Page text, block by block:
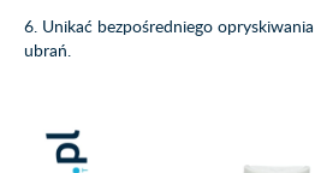
6. Unikać bezpośredniego
ubrań.